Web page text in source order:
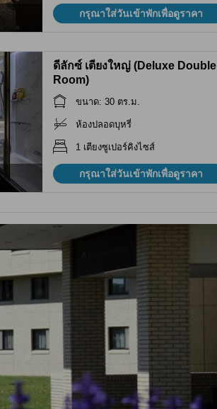
กรุณาใส่วันเข้าพักเพื่อดูราคา
ดีลักซ์ เตียงใหญ่ (Deluxe Double
Room)
ขนาด: 30 ตร.ม.
ห้องปลอดบุหรี่
1 เตียงซูเปอร์คิงไซส์
กรุณาใส่วันเข้าพักเพื่อดูราคา